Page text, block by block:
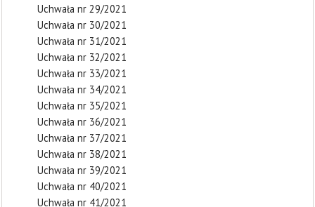
Uchwała nr 29/2021
Uchwała nr 30/2021
Uchwała nr 31/2021
Uchwała nr 32/2021
Uchwała nr 33/2021
Uchwała nr 34/2021
Uchwała nr 35/2021
Uchwała nr 36/2021
Uchwała nr 37/2021
Uchwała nr 38/2021
Uchwała nr 39/2021
Uchwała nr 40/2021
Uchwała nr 41/2021